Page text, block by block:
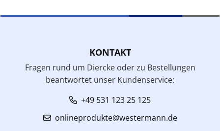
KONTAKT
Fragen rund um Diercke oder zu Bestellungen
beantwortet unser Kundenservice:
+49 531 123 25 125
onlineprodukte@westermann.de